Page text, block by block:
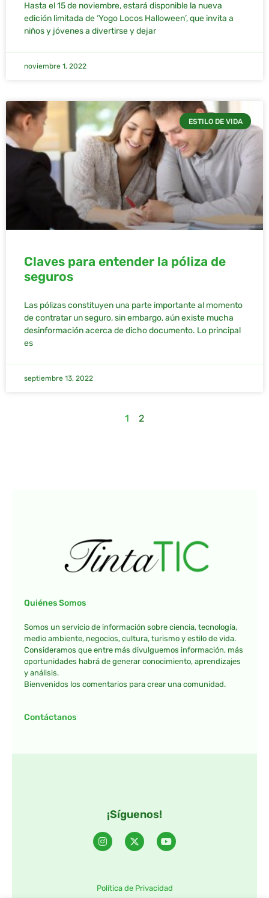
Hasta el 15 de noviembre, estará disponible la nueva
edición limitada de ‘Yogo Locos Halloween’, que invita a
niños y jóvenes a divertirse y dejar
noviembre 1, 2022
ESTILO DE VIDA
Claves para entender la póliza de
seguros
Las pólizas constituyen una parte importante al momento
de contratar un seguro, sin embargo, aún existe mucha
desinformación acerca de dicho documento. Lo principal
es
septiembre 13, 2022
1 2
Quiénes Somos
Somos un servicio de información sobre ciencia, tecnología,
medio ambiente, negocios, cultura, turismo y estilo de vida.
Consideramos que entre más divulguemos información, más
oportunidades habrá de generar conocimiento, aprendizajes
y análisis.
Bienvenidos los comentarios para crear una comunidad.
Contáctanos
¡Síguenos!
Política de Privacidad